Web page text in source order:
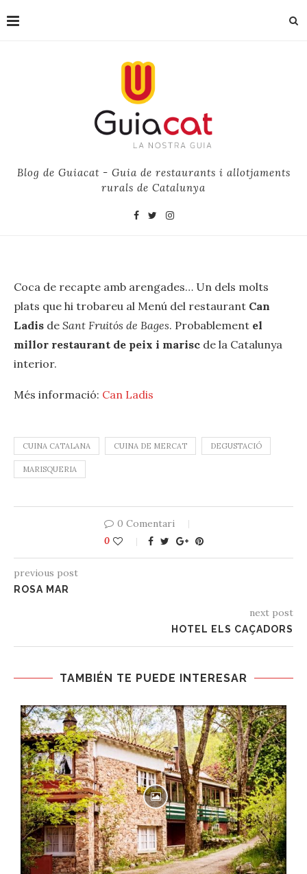
Blog de Guiacat - Guia de restaurants i allotjaments
rurals de Catalunya
Coca de recapte amb arengades… Un dels molts
‪‎plats‬ que hi trobareu al Menú del restaurant Can
Ladis de Sant Fruitós‪ de Bages. Probablement el
millor ‪restaurant‬ de ‪‎peix‬ i ‪‎marisc‬ de la ‪Catalunya‬
interior.
Més informació: Can Ladis
CUINA CATALANA CUINA DE MERCAT DEGUSTACIÓ
MARISQUERIA
0 Comentari
0
previous post
ROSA MAR
next post
HOTEL ELS CAÇADORS
TAMBIÉN TE PUEDE INTERESAR